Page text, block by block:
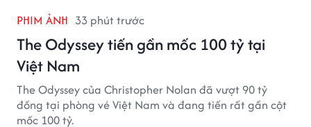
PHIM ẢNH 33 phút trước
The Odyssey tiến gần mốc 100 tỷ tại
Việt Nam
The Odyssey của Christopher Nolan đã vượt 90 tỷ
đồng tại phòng vé Việt Nam và đang tiến rất gần cột
mốc 100 tỷ.